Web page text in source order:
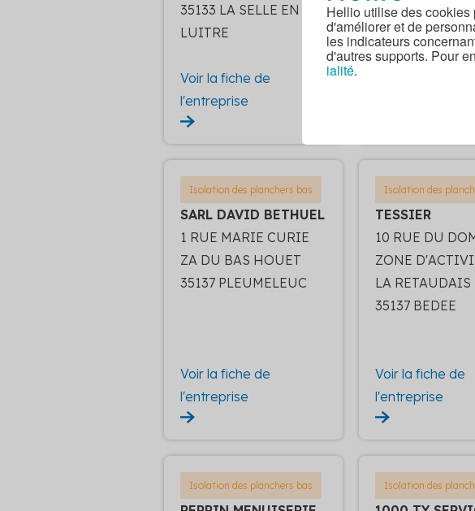
Hellio utilise des cookies
d'améliorer et de
les indicateurs
d'autres supports. Pour
ialité.
35133 LA SELLE EN
LUITRE
Voir la fiche de
l'entreprise
Isolation des planchers bas
SARL DAVID BETHUEL
1 RUE MARIE CURIE
ZA DU BAS HOUET
35137 PLEUMELEUC
Voir la fiche de
l'entreprise
Isolation des
TESSIER
10 RUE DU
ZONE
LA RETAUDAIS
35137 BEDEE
Voir la fiche de
l'entreprise
Isolation des planchers bas Isolation des